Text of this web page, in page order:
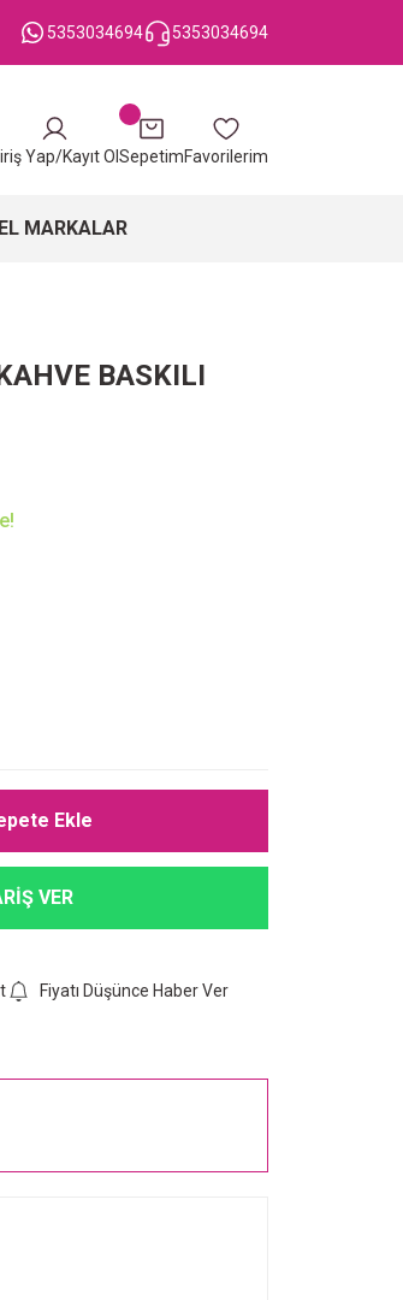
5353034694 5353034694
Yap/Kayıt Ol SepetimFavorilerim
MARKALAR
BASKILI
Ekle
VER
Fiyatı Düşünce Haber Ver